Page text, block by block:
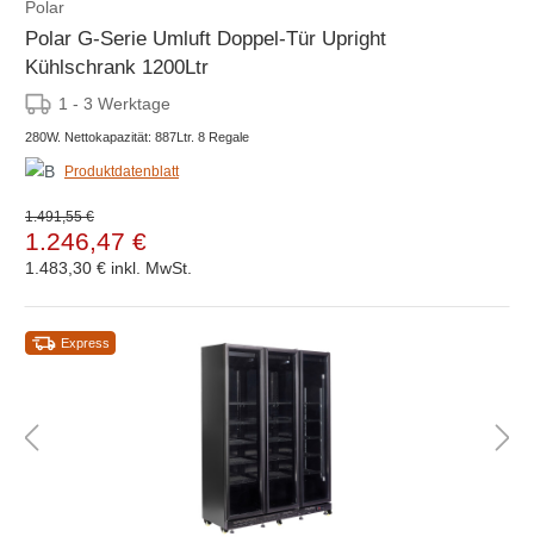
Polar
Polar G-Serie Umluft Doppel-Tür Upright
Kühlschrank 1200Ltr
1 - 3 Werktage
280W. Nettokapazität: 887Ltr. 8 Regale
Produktdatenblatt
1.491,55 €
1.246,47 €
1.483,30 € inkl. MwSt.
Express